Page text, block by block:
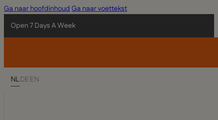
Ga naar hoofdinhoudGa naar voettekst
Open 7 Days A Week
NLDEEN